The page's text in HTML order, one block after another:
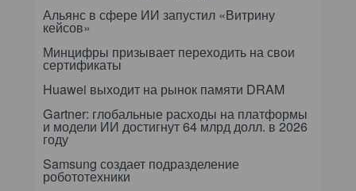
Альянс в сфере ИИ запустил «Витрину
кейсов»
Минцифры призывает переходить на свои
сертификаты
Huawei выходит на рынок памяти DRAM
Gartner: глобальные расходы на платформы
и модели ИИ достигнут 64 млрд долл. в 2026
году
Samsung создает подразделение
робототехники